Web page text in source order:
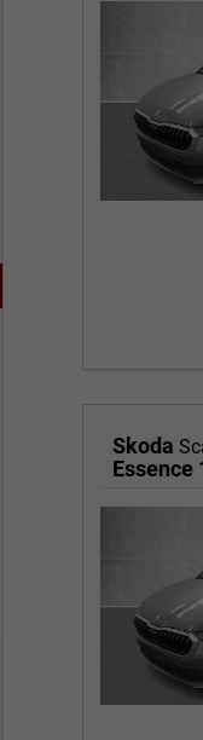
Skoda
Essence